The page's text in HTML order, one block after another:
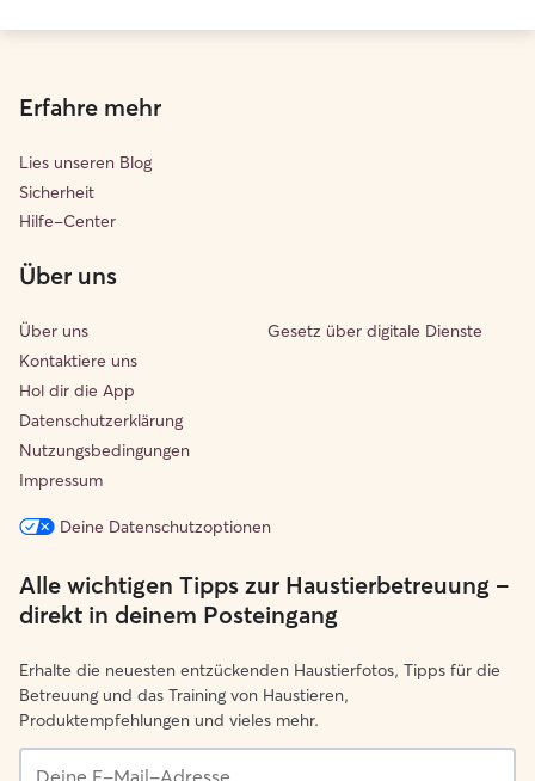
Erfahre mehr
Lies unseren Blog
Sicherheit
Hilfe-Center
Über uns
Über uns
Kontaktiere uns
Hol dir die App
Datenschutzerklärung
Nutzungsbedingungen
Impressum
Gesetz über digitale Dienste
Deine Datenschutzoptionen
Alle wichtigen Tipps zur Haustierbetreuung –
direkt in deinem Posteingang
Erhalte die neuesten entzückenden Haustierfotos, Tipps für die
Betreuung und das Training von Haustieren,
Produktempfehlungen und vieles mehr.